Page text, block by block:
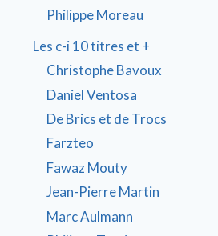
Philippe Moreau
Les c-i 10 titres et +
Christophe Bavoux
Daniel Ventosa
De Brics et de Trocs
Farzteo
Fawaz Mouty
Jean-Pierre Martin
Marc Aulmann